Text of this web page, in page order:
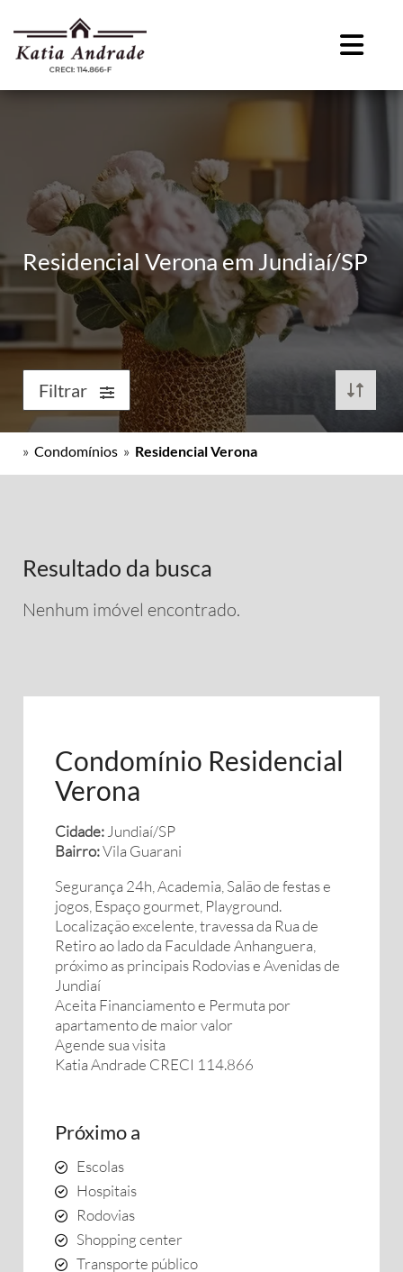
Residencial Verona em Jundiaí/SP
Filtrar
» Condomínios » Residencial Verona
Resultado da busca
Nenhum imóvel encontrado.
Condomínio Residencial
Verona
Cidade: Jundiaí/SP
Bairro:Vila Guarani
Segurança 24h, Academia, Salão de festas e
jogos, Espaço gourmet, Playground.
Localização excelente, travessa da Rua de
Retiro ao lado da Faculdade Anhanguera,
próximo as principais Rodovias e Avenidas de
Jundiaí
Aceita Financiamento e Permuta por
apartamento de maior valor
Agende sua visita
Katia Andrade CRECI 114.866
Próximo a
Escolas
Hospitais
Rodovias
Shopping center
Transporte público